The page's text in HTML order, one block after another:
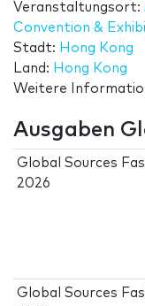
Veranstaltungsort:
Convention &
Stadt: Hong Kong
Land: Hong Kong
Weitere
Ausgaben
Global Sources
2026
Global Sources